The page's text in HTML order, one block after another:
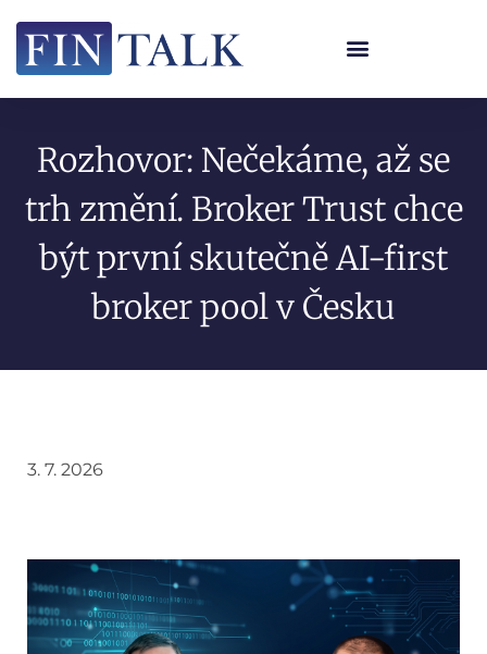
Rozhovor: Nečekáme, až se
trh změní. Broker Trust chce
být první skutečně AI-first
broker pool v Česku
3. 7. 2026